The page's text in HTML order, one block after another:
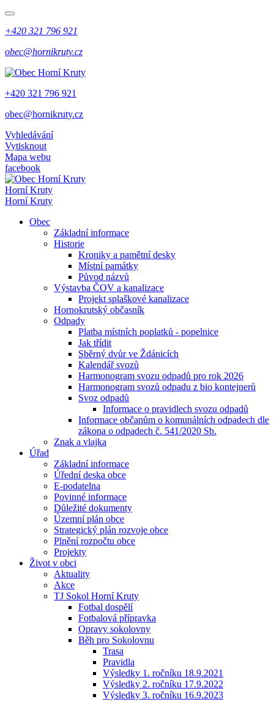
+420 321 796 921
obec@hornikruty.cz
+420 321 796 921
obec@hornikruty.cz
Vyhledávání
Vytisknout
Mapa webu
facebook
Horní Kruty
Horní Kruty
Obec
Základní informace
Historie
Kroniky a pamětní desky
Místní památky
Původ názvů
Výstavba ČOV a kanalizace
Projekt splaškové kanalizace
Hornokrutský občasník
Odpady
Platba místních poplatků - popelnice
Jak třídit
Sběrný dvůr ve Ždánicích
Kalendář svozů
Harmonogram svozu odpadů pro rok 2026
Harmonogram svozů odpadu z bio kontejnerů
Svoz odpadů
Informace o pravidlech svozu odpadů
Informace občanům o komunálních odpadech dle
zákona o odpadech č. 541/2020 Sb.
Znak a vlajka
Úřad
Základní informace
Úřední deska obce
E-podatelna
Povinné informace
Důležité dokumenty
Územní plán obce
Strategický plán rozvoje obce
Plnění rozpočtu obce
Projekty
Život v obci
Aktuality
Akce
TJ Sokol Horní Kruty
Fotbal dospělí
Fotbalová přípravka
Opravy sokolovny
Běh pro Sokolovnu
Trasa
Pravidla
Výsledky 1. ročníku 18.9.2021
Výsledky 2. ročníku 17.9.2022
Výsledky 3. ročníku 16.9.2023